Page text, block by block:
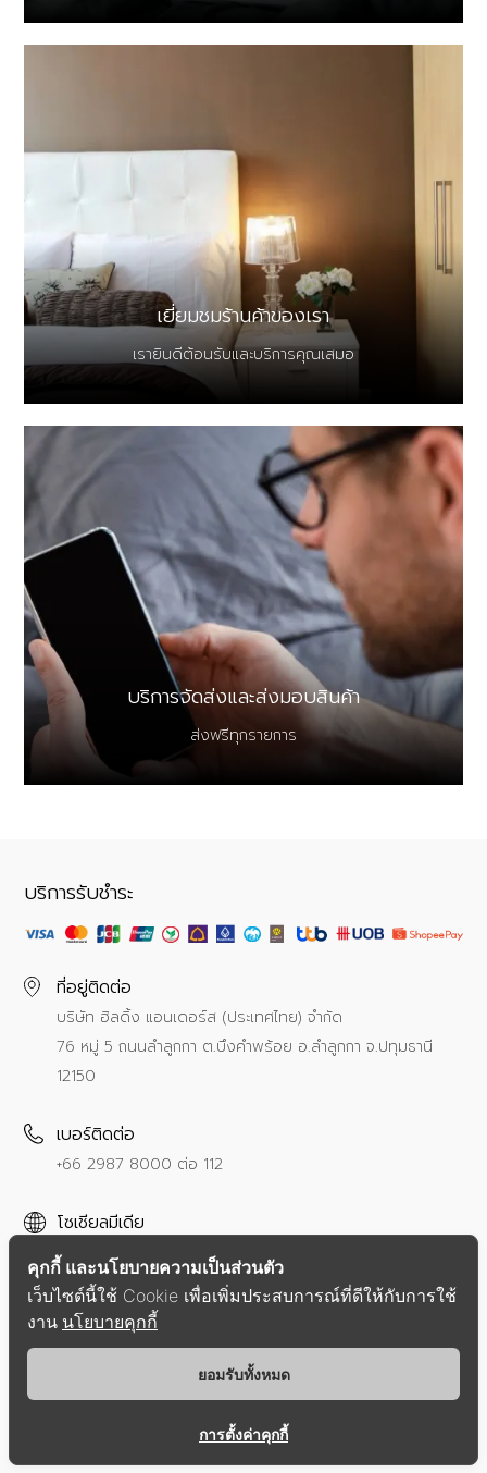
เยี่ยมชมร้านค้าของเรา
เรายินดีต้อนรับและบริการคุณเสมอ
บริการจัดส่งและส่งมอบสินค้า
ส่งฟรีทุกรายการ
บริการรับชำระ
ที่อยู่ติดต่อ
บริษัท ฮิลดิ้ง แอนเดอร์ส (ประเทศไทย) จำกัด
76 หมู่ 5 ถนนลำลูกกา ต.บึงคำพร้อย อ.ลำลูกกา จ.ปทุมธานี
12150
เบอร์ติดต่อ
+66 2987 8000 ต่อ 112
โซเชียลมีเดีย
นโยบายความเป็นส่วนตัว
All Right Reserved.
คุกกี้ และนโยบายความเป็นส่วนตัว
เว็บไซต์นี้ใช้ Cookie เพื่อเพิ่มประสบการณ์ที่ดีให้กับการใช้
งาน นโยบายคุกกี้
ยอมรับทั้งหมด
การตั้งค่าคุกกี้